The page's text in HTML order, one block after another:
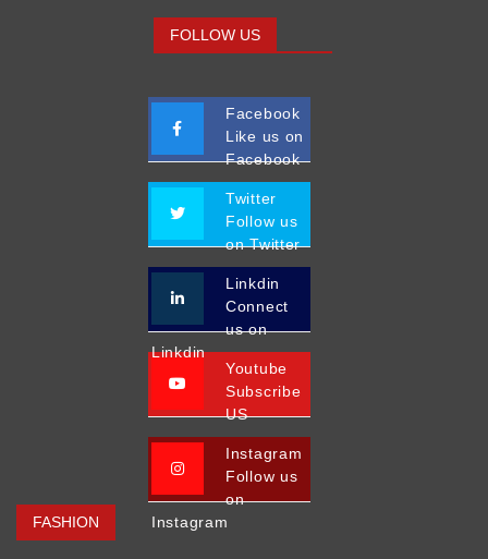
FASHION
FOLLOW US
Facebook
Like us on
Facebook
Twitter
Follow us
on Twitter
Linkdin
Connect
us on
Linkdin
Youtube
Subscribe
US
Instagram
Follow us
on
Instagram